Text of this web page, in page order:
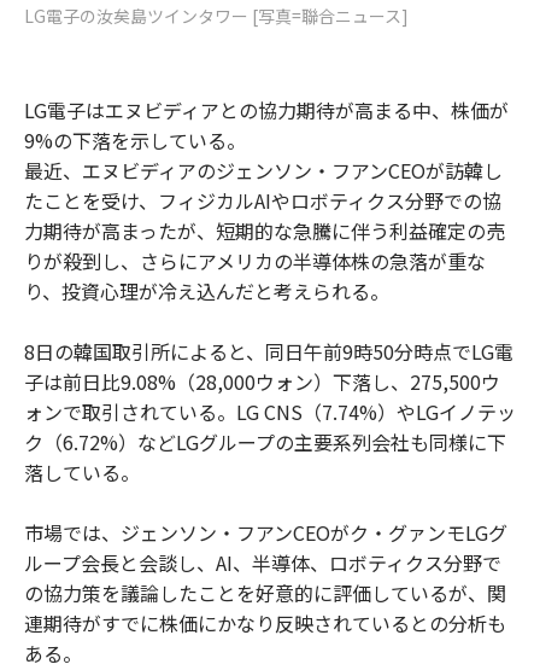
LG電子の汝矣島ツインタワー [写真=聯合ニュース]
LG電子はエヌビディアとの協力期待が高まる中、株価が
9%の下落を示している。
最近、エヌビディアのジェンソン・フアンCEOが訪韓し
たことを受け、フィジカルAIやロボティクス分野での協
力期待が高まったが、短期的な急騰に伴う利益確定の売
りが殺到し、さらにアメリカの半導体株の急落が重な
り、投資心理が冷え込んだと考えられる。
8日の韓国取引所によると、同日午前9時50分時点でLG電
子は前日比9.08%（28,000ウォン）下落し、275,500ウ
ォンで取引されている。LG CNS（7.74%）やLGイノテッ
ク（6.72%）などLGグループの主要系列会社も同様に下
落している。
市場では、ジェンソン・フアンCEOがク・グァンモLGグ
ループ会長と会談し、AI、半導体、ロボティクス分野で
の協力策を議論したことを好意的に評価しているが、関
連期待がすでに株価にかなり反映されているとの分析も
ある。